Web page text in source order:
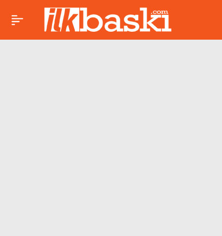
Ayşegül Eraslan’ın
ölümüyle ilgili yeni